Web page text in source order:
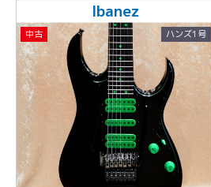
Ibanez
中古 ハンズ1号